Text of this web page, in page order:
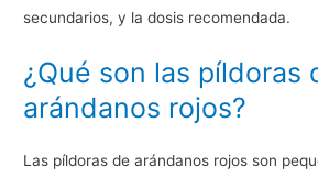
secundarios, y la dosis recomendada.
¿Qué son las píldoras
arándanos rojos?
Las píldoras de arándanos rojos son